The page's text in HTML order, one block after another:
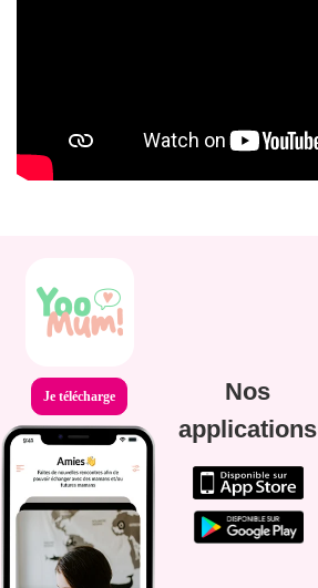
Je télécharge
Nos
applications